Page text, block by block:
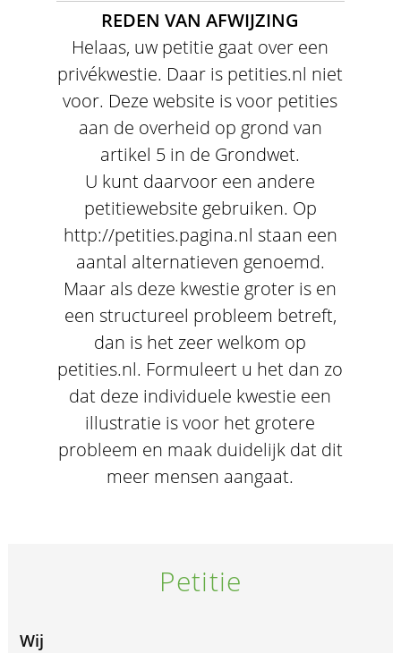
REDEN VAN AFWIJZING
Helaas, uw petitie gaat over een
privékwestie. Daar is petities.nl niet
voor. Deze website is voor petities
aan de overheid op grond van
artikel 5 in de Grondwet.
U kunt daarvoor een andere
petitiewebsite gebruiken. Op
http://petities.pagina.nl staan een
aantal alternatieven genoemd.
Maar als deze kwestie groter is en
een structureel probleem betreft,
dan is het zeer welkom op
petities.nl. Formuleert u het dan zo
dat deze individuele kwestie een
illustratie is voor het grotere
probleem en maak duidelijk dat dit
meer mensen aangaat.
Petitie
Wij